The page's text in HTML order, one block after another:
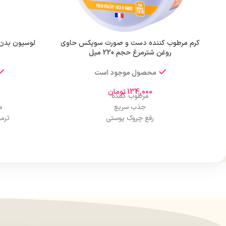
کرم مرطوب کننده دست و صورت سوپکس حاوی
روغن شترمرغ حجم 220 میل
محصول موجود است
134,000تومان
مرطوب کننده
جذب سریع
رفع چروک پوستی
لوسیون